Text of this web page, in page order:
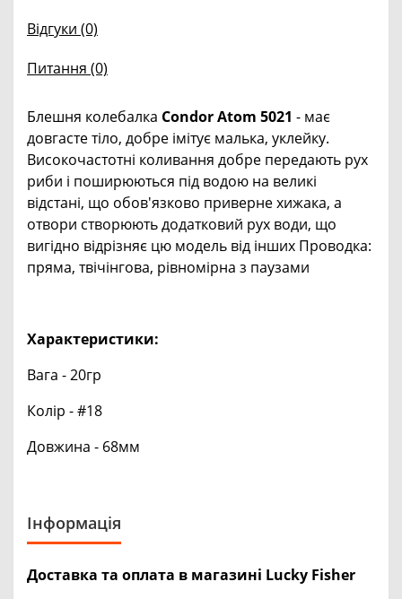
Відгуки (0)
Питання (0)
Блешня колебалка Condor Atom 5021 - має
довгасте тіло, добре імітує малька, уклейку.
Високочастотні коливання добре передають рух
риби і поширюються під водою на великі
відстані, що обов'язково приверне хижака, а
отвори створюють додатковий рух води, що
вигідно відрізняє цю модель від інших Проводка:
пряма, твічінгова, рівномірна з паузами
Характеристики:
Вага - 20гр
Колір - #18
Довжина - 68мм
Інформація
Доставка та оплата в магазині Lucky Fisher